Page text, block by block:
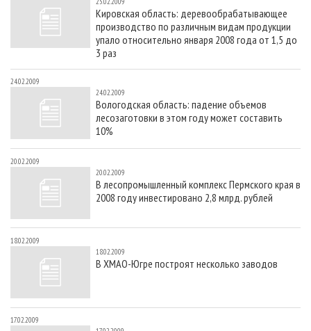
Кировская область: деревообрабатывающее
производство по различным видам продукции
упало относительно января 2008 года от 1,5 до
3 раз
24.02.2009
24.02.2009
Вологодская область: падение объемов
лесозаготовки в этом году может составить
10%
20.02.2009
20.02.2009
В лесопромышленный комплекс Пермского края в
2008 году инвестировано 2,8 млрд. рублей
18.02.2009
18.02.2009
В ХМАО-Югре построят несколько заводов
17.02.2009